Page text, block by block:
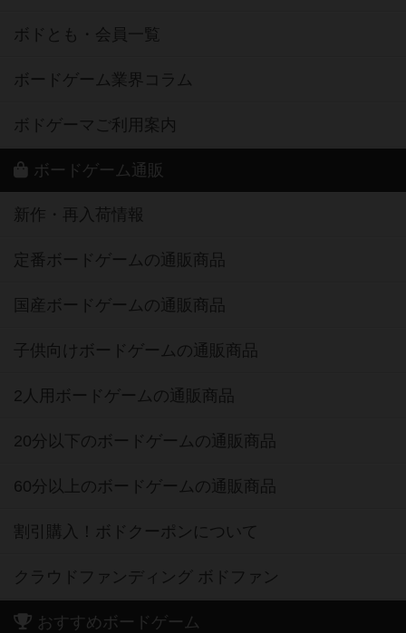
ボドとも・会員一覧
ボードゲーム業界コラム
ボドゲーマご利用案内
ボードゲーム通販
新作・再入荷情報
定番ボードゲームの通販商品
国産ボードゲームの通販商品
子供向けボードゲームの通販商品
2人用ボードゲームの通販商品
20分以下のボードゲームの通販商品
60分以上のボードゲームの通販商品
割引購入！ボドクーポンについて
クラウドファンディング ボドファン
おすすめボードゲーム